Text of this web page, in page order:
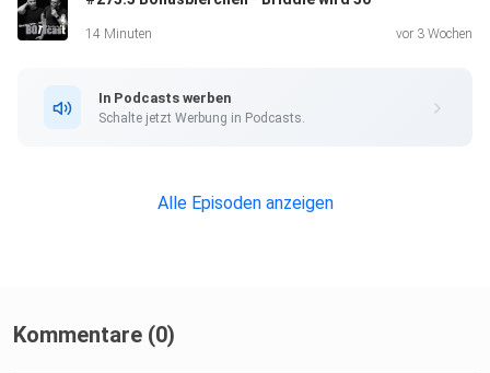
14 Minuten vor 3 Wochen
In Podcasts werben
Schalte jetzt Werbung in Podcasts.
Alle Episoden anzeigen
Kommentare (0)